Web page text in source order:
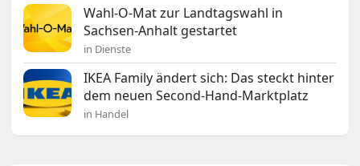
Wahl-O-Mat zur Landtagswahl in
Sachsen-Anhalt gestartet
in Dienste
IKEA Family ändert sich: Das steckt hinter
dem neuen Second-Hand-Marktplatz
in Handel